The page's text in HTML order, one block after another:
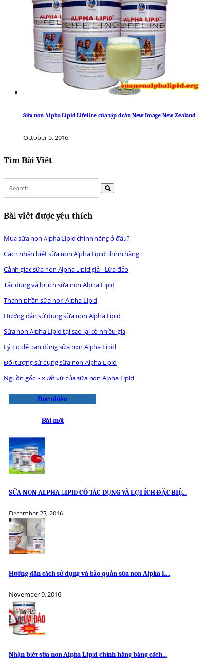
Sữa non Alpha Lipid Lifeline của tập đoàn New Image New Zealand
October 5, 2016
Tìm Bài Viết
Bài viết được yêu thích
Mua sữa non Alpha Lipid chính hãng ở đâu?
Cách nhận biết sữa non Alpha Lipid chính hãng
Cảnh giác sữa non Alpha Lipid giả - Lừa đảo
Tác dụng và lợi ích sữa non Alpha Lipid
Thành phần sữa non Alpha Lipid
Hướng dẫn sử dụng sữa non Alpha Lipid
Sữa non Alpha Lipid tại sao lại có nhiều giá
Lý do để bạn dùng sữa non Alpha Lipid
Đối tượng sử dụng sữa non Alpha Lipid
Nguồn gốc - xuất xứ của sữa non Alpha Lipid
Đọc nhiều
Bài mới
SỮA NON ALPHA LIPID CÓ TÁC DỤNG VÀ LỢI ÍCH ĐẶC BIỆ...
December 27, 2016
Hướng dẫn cách sử dụng và bảo quản sữa non Alpha L...
November 9, 2016
Nhận biết sữa non Alpha Lipid chính hãng bằng cách...